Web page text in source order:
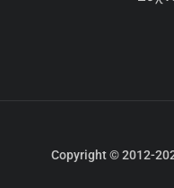
Copyright © 2012-